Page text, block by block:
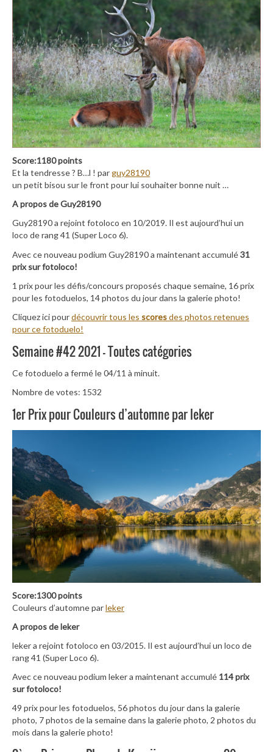
Score:1180 points
Et la tendresse ? B…l ! parguy28190
un petit bisou sur le front pour lui souhaiter bonne nuit …
A propos de Guy28190
Guy28190 a rejoint fotoloco en 10/2019. Il est aujourd’hui un
loco de rang 41 (Super Loco 6).
Avec ce nouveau podium Guy28190 a maintenant accumulé31
prix sur fotoloco!
1 prix pour les défis/concours proposés chaque semaine, 16 prix
pour les fotoduelos, 14 photos du jour dans la galerie photo!
Cliquez ici pourdécouvrir tous les scoresdes photos retenues
pour ce fotoduelo!
Semaine #42 2021 – Toutes catégories
Ce fotoduelo a fermé le 04/11 à minuit.
Nombre de votes: 1532
1er Prix pour Couleurs d’automne par leker
Score:1300 points
Couleurs d’automne parleker
A propos de leker
leker a rejoint fotoloco en 03/2015. Il est aujourd’hui un loco de
rang 41 (Super Loco 6).
Avec ce nouveau podium leker a maintenant accumulé 114 prix
sur fotoloco!
49 prix pour les fotoduelos, 56 photos du jour dans la galerie
photo, 7 photos de la semaine dans la galerie photo, 2 photos du
mois dans la galerie photo!